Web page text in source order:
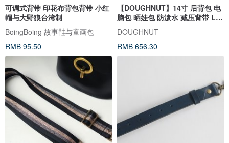
可调式背带 印花布背包背带 小红
帽与大野狼台湾制
BoingBoing 故事鞋与童画包
RMB 95.50
【DOUGHNUT】14寸 后背包 电
脑包 晒娃包 防泼水 减压背带 LU
-石
DOUGHNUT
RMB 656.30